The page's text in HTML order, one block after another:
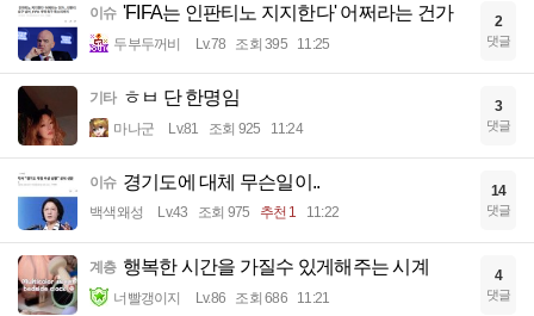
이슈 'FIFA는 인판티노 지지한다' 어쩌라는 건가
두부두꺼비 Lv.78 조회 395 11:25
2
댓글
기타 ㅎㅂ 단 한명임
마나군 Lv.81 조회 925 11:24
3
댓글
이슈 경기도에 대체 무슨일이..
백색왜성 Lv.43 조회 975 추천 1 11:22
14
댓글
계층 행복한 시간을 가질수 있게해주는 시계
너빨갱이지 Lv.86 조회 686 11:21
4
댓글